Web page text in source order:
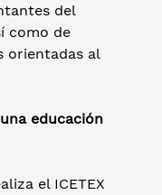
del
como de
orientadas al
educación
el ICETEX